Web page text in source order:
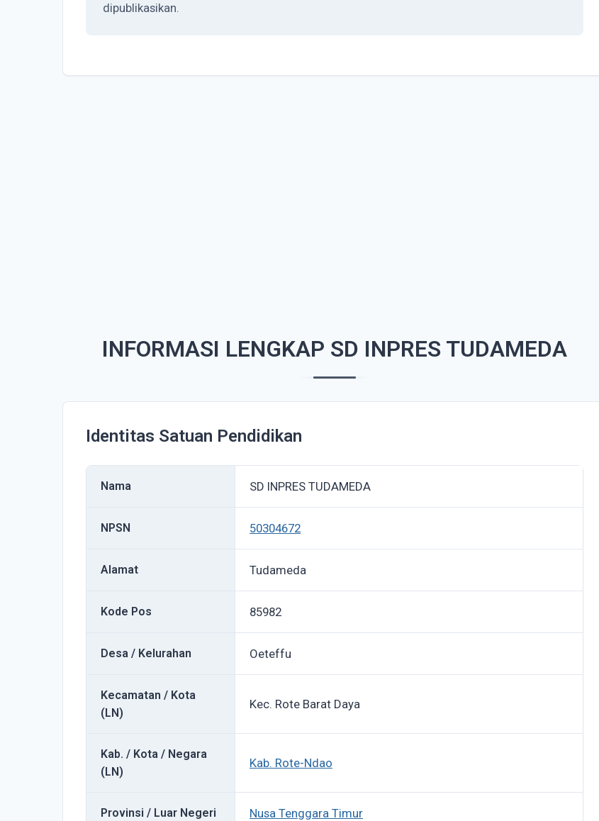
dipublikasikan.
INFORMASI LENGKAP SD INPRES TUDAMEDA
Identitas Satuan Pendidikan
Nama SD INPRES TUDAMEDA
NPSN 50304672
Alamat Tudameda
Kode Pos 85982
Desa / Kelurahan Oeteffu
Kecamatan / Kota
(LN)
Kec. Rote Barat Daya
Kab. / Kota / Negara
(LN)
Kab. Rote-Ndao
Provinsi / Luar Negeri Nusa Tenggara Timur